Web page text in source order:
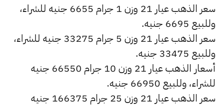
سعر الذهب عيار 21 وزن 1 جرام 6655 جنيه للشراء،
وللبيع 6695 جنيه.
سعر الذهب عيار 21 وزن 5 جرام 33275 جنيه للشراء،
وللبيع 33475 جنيه.
أسعار الذهب عيار 21 وزن 10 جرام 66550 جنيه
للشراء، وللبيع 66950 جنيه.
سعر الذهب عيار 21 وزن 25 جرام 166375 جنيه